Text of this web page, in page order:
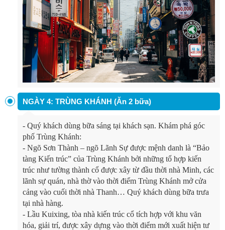
NGÀY 4: TRÙNG KHÁNH (Ăn 2 bữa)
- Quý khách dùng bữa sáng tại khách sạn. Khám phá góc
phố Trùng Khánh:
- Ngõ Sơn Thành – ngõ Lãnh Sự được mệnh danh là “Bảo
tàng Kiến trúc” của Trùng Khánh bởi những tổ hợp kiến
trúc như tường thành cổ được xây từ đầu thời nhà Minh, các
lãnh sự quán, nhà thờ vào thời điểm Trùng Khánh mở cửa
cảng vào cuối thời nhà Thanh… Quý khách dùng bữa trưa
tại nhà hàng.
- Lầu Kuixing, tòa nhà kiến trúc cổ tích hợp với khu văn
hóa, giải trí, được xây dựng vào thời điểm mới xuất hiện tư